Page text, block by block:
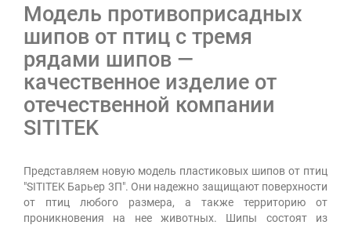
Модель противоприсадных
шипов от птиц с тремя
рядами шипов —
качественное изделие от
отечественной компании
SITITEK
Представляем новую модель пластиковых шипов от птиц
"SITITEK Барьер 3П". Они надежно защищают поверхности
от птиц любого размера, а также территорию от
проникновения на нее животных. Шипы состоят из